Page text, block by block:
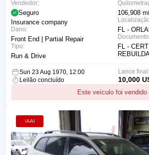
106,908 mi
FL -
FL -
Vendedor:
Seguro
Insurance company
Dano:
Front End | Partial Repair
Tipo:
Run & Drive
Sun 23 Aug 1970, 12:00
Leilão concluído
Este veículo foi vendido
Lance final:
10,000
IAAI